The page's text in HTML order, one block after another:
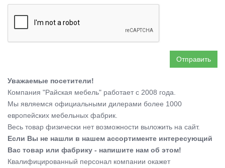
Отправить
Уважаемые посетители!
Компания "Райская мебель" работает с 2008 года.
Мы являемся официальными дилерами более 1000
европейских мебельных фабрик.
Весь товар физически нет возможности выложить на сайт.
Если Вы не нашли в нашем ассортименте интересующий
Вас товар или фабрику - напишите нам об этом!
Квалифицированный персонал компании окажет